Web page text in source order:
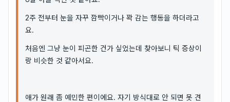
2주 전부터 눈을 자꾸 깜빡이거나 꽉 감는 행동을 하더라고
요.
처음엔 그냥 눈이 피곤한 건가 싶었는데 찾아보니 틱 증상이
랑 비슷한 것 같아서요.
애가 원래 좀 예민한 편이에요. 자기 방식대로 안 되면 못 견